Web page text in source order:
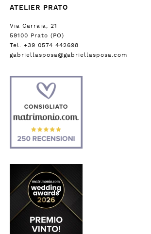
ATELIER PRATO
Via Carraia, 21
59100 Prato (PO)
Tel. +39 0574 442698
gabriellasposa@gabriellasposa.com